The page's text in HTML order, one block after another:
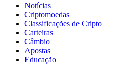
Notícias
Criptomoedas
Classificações de Cripto
Carteiras
Câmbio
Apostas
Educação